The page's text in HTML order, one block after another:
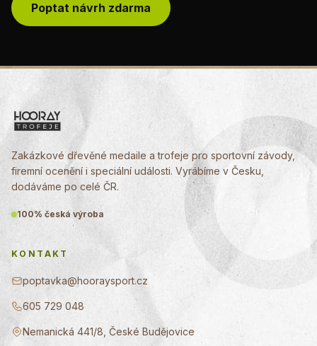
Poptat návrh zdarma
Zakázkové dřevěné medaile a trofeje pro sportovní závody,
firemní ocenění i speciální události. Vyrábíme v Česku,
dodáváme po celé ČR.
100% česká výroba
KONTAKT
poptavka@hooraysport.cz
605 729 048
Nemanická 441/8, České Budějovice